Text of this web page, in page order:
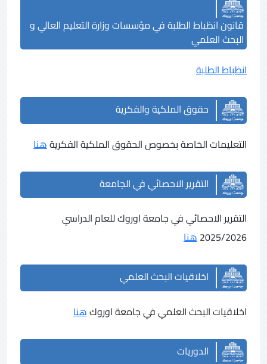
قانون انظباط الطلبة في مؤسسات وزارة التعليم العالي و
البحث العلمي
انظباط الطلبة
حقوق الملكية والفكرية
التعليمات الخاصة بخصوص الحقوق الملكية الفكريةهنا
التقرير الاحصائي في الجامعة
التقرير الاحصائي في جامعة اوروك للعام الدراسي
2025/2026هنا
اخلاقيات البحث العلمي
اخلاقيات البحث العلمي في جامعة اوروكهنا
الدوريات